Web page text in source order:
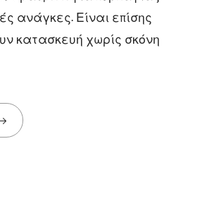
ανάγκες. Είναι επίσης
κατασκευή χωρίς σκόνη